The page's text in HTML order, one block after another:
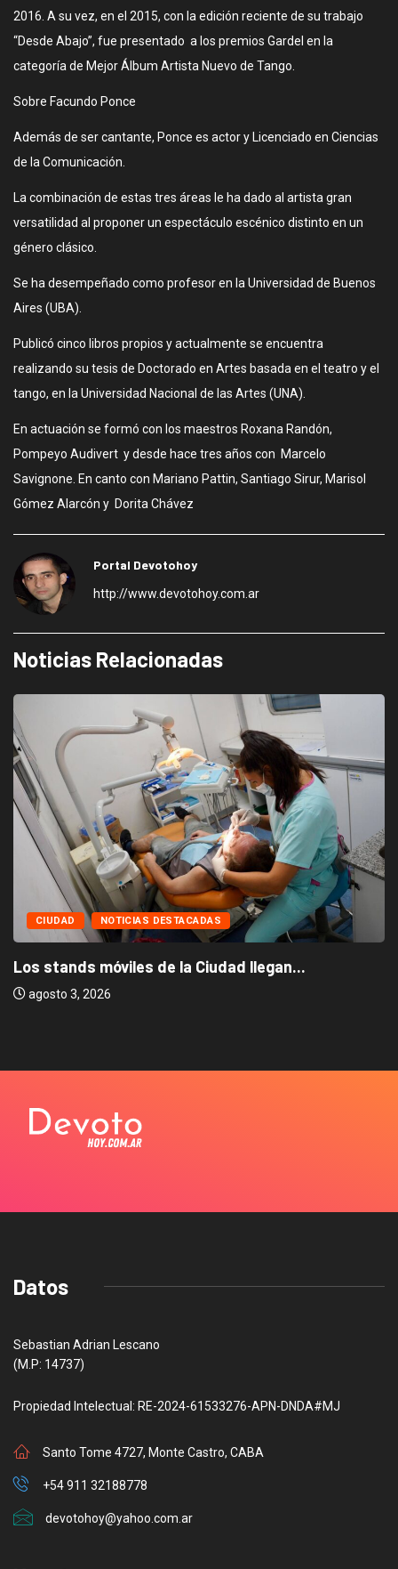
2016. A su vez, en el 2015, con la edición reciente de su trabajo
“Desde Abajo”, fue presentado a los premios Gardel en la
categoría de Mejor Álbum Artista Nuevo de Tango.
Sobre Facundo Ponce
Además de ser cantante, Ponce es actor y Licenciado en Ciencias
de la Comunicación.
La combinación de estas tres áreas le ha dado al artista gran
versatilidad al proponer un espectáculo escénico distinto en un
género clásico.
Se ha desempeñado como profesor en la Universidad de Buenos
Aires (UBA).
Publicó cinco libros propios y actualmente se encuentra
realizando su tesis de Doctorado en Artes basada en el teatro y el
tango, en la Universidad Nacional de las Artes (UNA).
En actuación se formó con los maestros Roxana Randón,
Pompeyo Audivert y desde hace tres años con Marcelo
Savignone. En canto con Mariano Pattin, Santiago Sirur, Marisol
Gómez Alarcón y Dorita Chávez
Portal Devotohoy
http://www.devotohoy.com.ar
Noticias Relacionadas
CIUDAD NOTICIAS DESTACADAS
Los stands móviles de la Ciudad llegan...
agosto 3, 2026
Datos
Sebastian Adrian Lescano
(M.P: 14737)
Propiedad Intelectual: RE-2024-61533276-APN-DNDA#MJ
Santo Tome 4727, Monte Castro, CABA
+54 911 32188778
devotohoy@yahoo.com.ar